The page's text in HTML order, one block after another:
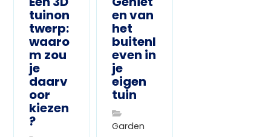
tuinon
twerp:
waaro
m zou
je
daarv
oor
kiezen
?
en van
het
buitenl
even in
je
eigen
tuin
Garden